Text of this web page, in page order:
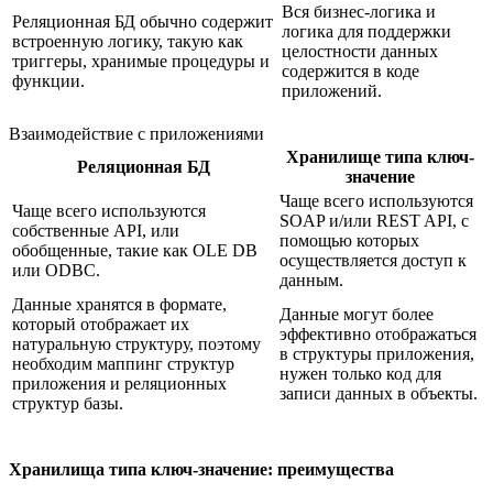
Реляционная БД обычно содержит
встроенную логику, такую как
триггеры, хранимые процедуры и
функции.
Вся бизнес-логика и
логика для поддержки
целостности данных
содержится в коде
приложений.
Взаимодействие с приложениями
Реляционная БД
Хранилище типа ключ-
значение
Чаще всего используются
собственные API, или
обобщенные, такие как OLE DB
или ODBC.
Чаще всего используются
SOAP и/или REST API, с
помощью которых
осуществляется доступ к
данным.
Данные хранятся в формате,
который отображает их
натуральную структуру, поэтому
необходим маппинг структур
приложения и реляционных
структур базы.
Данные могут более
эффективно отображаться
в структуры приложения,
нужен только код для
записи данных в объекты.
Хранилища типа ключ-значение: преимущества